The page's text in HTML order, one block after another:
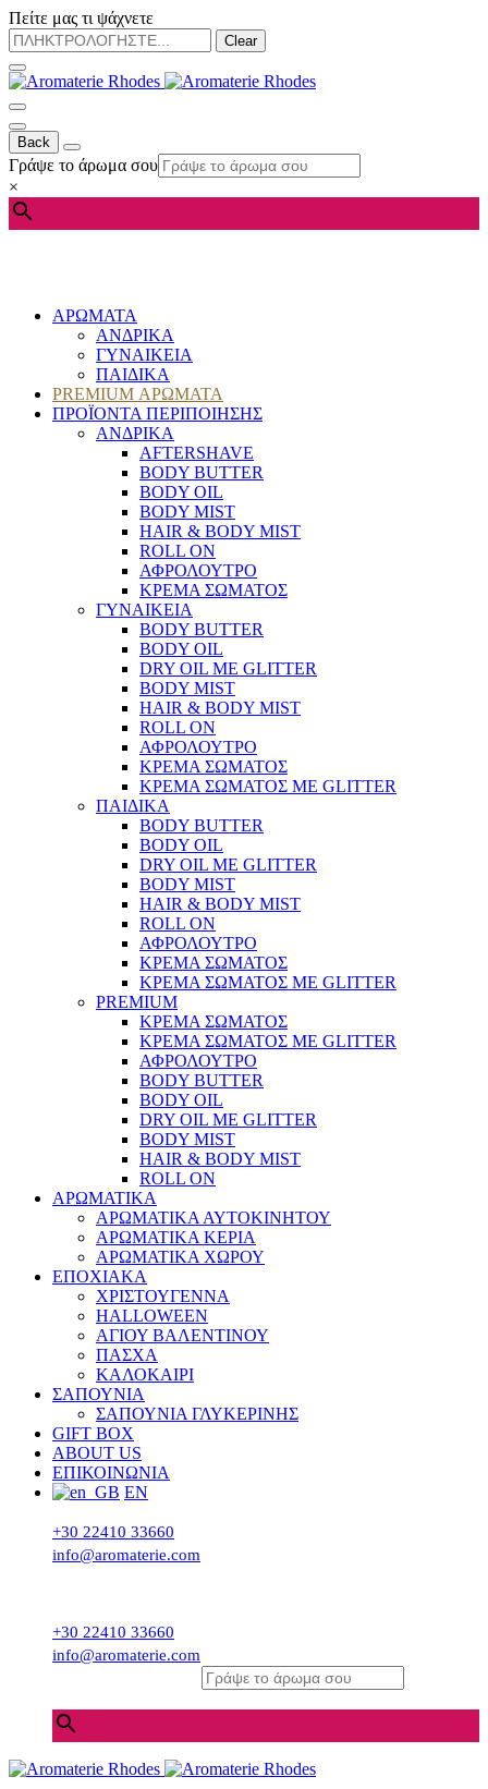
Πείτε μας τι ψάχνετε
Clear
Back
Γράψε το άρωμα σου
×
ΑΡΩΜΑΤΑ
ΑΝΔΡΙΚΑ
ΓΥΝΑΙΚΕΙΑ
ΠΑΙΔΙΚΑ
PREMIUM ΑΡΩΜΑΤΑ
ΠΡΟΪΟΝΤΑ ΠΕΡΙΠΟΙΗΣΗΣ
ΑΝΔΡΙΚΑ
AFTERSHAVE
BODY BUTTER
BODY OIL
BODY MIST
HAIR & BODY MIST
ROLL ON
ΑΦΡΟΛΟΥΤΡΟ
ΚΡΕΜΑ ΣΩΜΑΤΟΣ
ΓΥΝΑΙΚΕΙΑ
BODY BUTTER
BODY OIL
DRY OIL ΜΕ GLITTER
BODY MIST
HAIR & BODY MIST
ROLL ON
ΑΦΡΟΛΟΥΤΡΟ
ΚΡΕΜΑ ΣΩΜΑΤΟΣ
ΚΡΕΜΑ ΣΩΜΑΤΟΣ ΜΕ GLITTER
ΠΑΙΔΙΚΑ
BODY BUTTER
BODY OIL
DRY OIL ΜΕ GLITTER
BODY MIST
HAIR & BODY MIST
ROLL ON
ΑΦΡΟΛΟΥΤΡΟ
ΚΡΕΜΑ ΣΩΜΑΤΟΣ
ΚΡΕΜΑ ΣΩΜΑΤΟΣ ΜΕ GLITTER
PREMIUM
ΚΡΕΜΑ ΣΩΜΑΤΟΣ
ΚΡΕΜΑ ΣΩΜΑΤΟΣ ΜΕ GLITTER
ΑΦΡΟΛΟΥΤΡΟ
BODY BUTTER
BODY OIL
DRY OIL ΜΕ GLITTER
BODY MIST
HAIR & BODY MIST
ROLL ON
ΑΡΩΜΑΤΙΚΑ
ΑΡΩΜΑΤΙΚΑ ΑΥΤΟΚΙΝΗΤΟΥ
ΑΡΩΜΑΤΙΚΑ ΚΕΡΙΑ
ΑΡΩΜΑΤΙΚΑ ΧΩΡΟΥ
ΕΠΟΧΙΑΚΑ
ΧΡΙΣΤΟΥΓΕΝΝΑ
HALLOWEEN
ΑΓΙΟΥ ΒΑΛΕΝΤΙΝΟΥ
ΠΑΣΧΑ
ΚΑΛΟΚΑΙΡΙ
ΣΑΠΟΥΝΙΑ
ΣΑΠΟΥΝΙΑ ΓΛΥΚΕΡΙΝΗΣ
GIFT BOX
ABOUT US
ΕΠΙΚΟΙΝΩΝΙΑ
EN
+30 22410 33660
info@aromaterie.com
+30 22410 33660
info@aromaterie.com